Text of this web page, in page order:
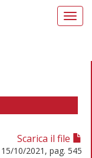
Scarica il file
10/2021, pag. 545